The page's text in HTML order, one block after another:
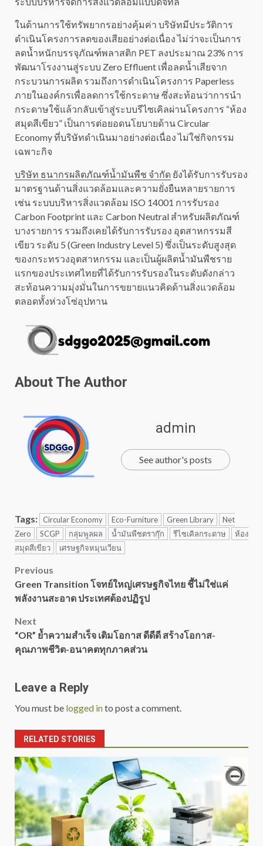
ในด้านการใช้ทรัพยากรอย่างคุ้มค่า บริษัทมีประวัติการ
ดำเนินโครงการลดของเสียอย่างต่อเนื่อง ไม่ว่าจะเป็นการ
ลดน้ำหนักบรรจุภัณฑ์พลาสติก PET ลงประมาณ 23% การ
พัฒนาโรงงานสู่ระบบ Zero Effluent เพื่อลดน้ำเสียจาก
กระบวนการผลิต รวมถึงการดำเนินโครงการ Paperless
ภายในองค์กรเพื่อลดการใช้กระดาษ ซึ่งสะท้อนว่าการนำ
กระดาษใช้แล้วกลับเข้าสู่ระบบรีไซเคิลผ่านโครงการ “ห้อง
สมุดสีเขียว” เป็นการต่อยอดนโยบายด้าน Circular
Economy ที่บริษัทดำเนินมาอย่างต่อเนื่อง ไม่ใช่กิจกรรม
เฉพาะกิจ
บริษัท ธนากรผลิตภัณฑ์น้ำมันพืช จำกัด ยังได้รับการรับรอง
มาตรฐานด้านสิ่งแวดล้อมและความยั่งยืนหลายรายการ
เช่น ระบบบริหารสิ่งแวดล้อม ISO 14001 การรับรอง
Carbon Footprint และ Carbon Neutral สำหรับผลิตภัณฑ์
บางรายการ รวมถึงเคยได้รับการรับรอง อุตสาหกรรมสี
เขียว ระดับ 5 (Green Industry Level 5) ซึ่งเป็นระดับสูงสุด
ของกระทรวงอุตสาหกรรม และเป็นผู้ผลิตน้ำมันพืชราย
แรกของประเทศไทยที่ได้รับการรับรองในระดับดังกล่าว
สะท้อนความมุ่งมั่นในการขยายแนวคิดด้านสิ่งแวดล้อม
ตลอดทั้งห่วงโซ่อุปทาน
About The Author
admin
See author's posts
Tags: Circular Economy Eco-Furniture Green Library
Net
Zero
SCGP กลุ่มพูลผล น้ำมันพืชตรากุ๊ก รีไซเคิลกระดาษ
ห้อง
สมุดสีเขียว
เศรษฐกิจหมุนเวียน
Post
navigation
Previous
Green Transition โจทย์ใหญ่เศรษฐกิจไทย ชี้ไม่ใช่แค่
พลังงานสะอาด ประเทศต้องปฏิรูป
Next
“OR” ย้ำความสำเร็จ เติมโอกาส ดีดีดี สร้างโอกาส-
คุณภาพชีวิต-อนาคตทุกภาคส่วน
Leave a Reply
You must be logged into post a comment.
RELATED STORIES